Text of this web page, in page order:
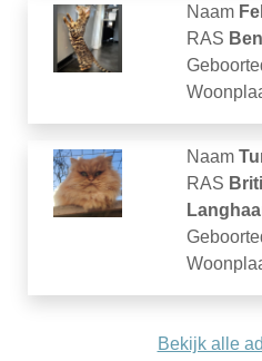
Naam
RAS
Naam
RAS
Bekijk alle